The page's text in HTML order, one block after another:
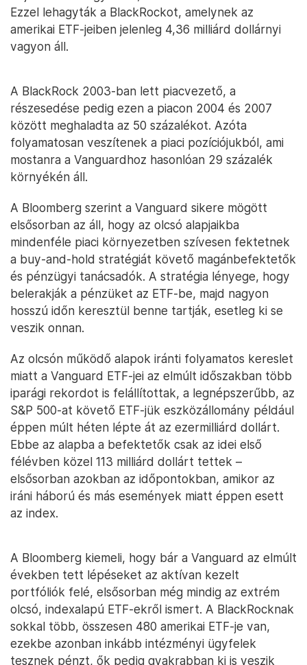
Ezzel lehagyták a BlackRockot, amelynek az
amerikai ETF-jeiben jelenleg 4,36 milliárd dollárnyi
vagyon áll.
A BlackRock 2003-ban lett piacvezető, a
részesedése pedig ezen a piacon 2004 és 2007
között meghaladta az 50 százalékot. Azóta
folyamatosan veszítenek a piaci pozíciójukból, ami
mostanra a Vanguardhoz hasonlóan 29 százalék
környékén áll.
A Bloomberg szerint a Vanguard sikere mögött
elsősorban az áll, hogy az olcsó alapjaikba
mindenféle piaci környezetben szívesen fektetnek
a buy-and-hold stratégiát követő magánbefektetők
és pénzügyi tanácsadók. A stratégia lényege, hogy
belerakják a pénzüket az ETF-be, majd nagyon
hosszú időn keresztül benne tartják, esetleg ki se
veszik onnan.
Az olcsón működő alapok iránti folyamatos kereslet
miatt a Vanguard ETF-jei az elmúlt időszakban több
iparági rekordot is felállítottak, a legnépszerűbb, az
S&P 500-at követő ETF-jük eszközállomány például
éppen múlt héten lépte át az ezermilliárd dollárt.
Ebbe az alapba a befektetők csak az idei első
félévben közel 113 milliárd dollárt tettek –
elsősorban azokban az időpontokban, amikor az
iráni háború és más események miatt éppen esett
az index.
A Bloomberg kiemeli, hogy bár a Vanguard az elmúlt
években tett lépéseket az aktívan kezelt
portfóliók felé, elsősorban még mindig az extrém
olcsó, indexalapú ETF-ekről ismert. A BlackRocknak
sokkal több, összesen 480 amerikai ETF-je van,
ezekbe azonban inkább intézményi ügyfelek
tesznek pénzt, ők pedig gyakrabban ki is veszik